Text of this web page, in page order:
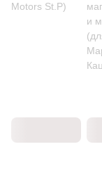
Motors St.P)
и